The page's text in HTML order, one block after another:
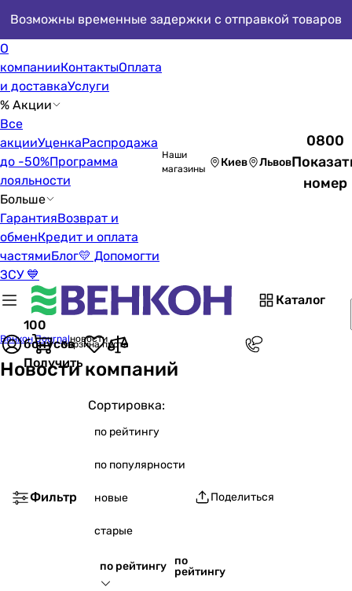
Возможны временные задержки с отправкой товаров
О
компанииКонтактыОплата
и доставкаУслуги
% Акции
Все
акцииУценкаРаспродажа
до -50%Программа
лояльности
Больше
ГарантияВозврат и
обменКредит и оплата
частямиБлог💛 Допомогти
ЗСУ 💙
Наши
магазины
Киев Львов
0800
номер
Каталог
100
бонусов
Получить
Корзина пуста
Венкон Journalновости
Новости компаний
Фильтр
Сортировка:
по рейтингу
по популярности
новые
старые
по рейтингу
по
рейтингу
Поделиться